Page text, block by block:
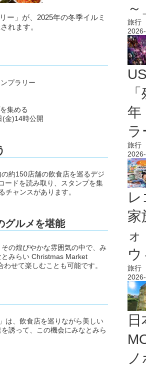
」が、2025年の冬季イルミ
れます。
プラリー
集める
金)14時公開
約150店舗の飲食店を巡るデジ
ードを読み取り、スタンプを集
ャンスがあります。
グルメを堪能
の煌びやかな雰囲気の中で、み
みらい Christmas Market
せて楽しむことも可能です。
は、飲食店を巡りながら美しい
誘って、この機会にみなとみら
～
旅行
年
ラ
旅行
家
旅行